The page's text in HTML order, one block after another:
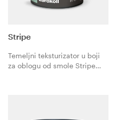
Stripe
Temeljni teksturizator u boji
za oblogu od smole Stripe